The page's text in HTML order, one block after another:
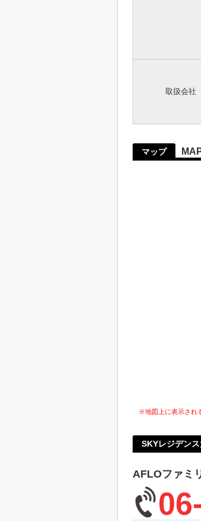
取扱会社
マップ
※地図上に表示され
SKYレジデン
AFLOファミ